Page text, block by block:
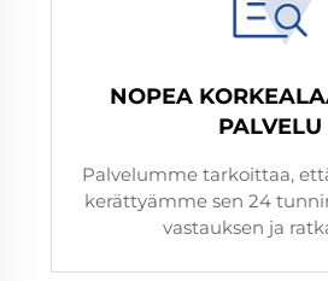
NOPEA
PALVELU
Palvelumme tarkoittaa,
kerättyämme sen 24
vastauksen ja